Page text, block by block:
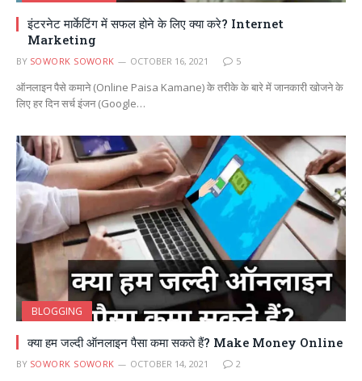
इंटरनेट मार्केटिंग में सफल होने के लिए क्या करे? Internet
Marketing
BY SOWORK SOWORK OCTOBER 16, 2021 5
ऑनलाइन पैसे कमाने (Online Paisa Kamane) के तरीके के बारे में जानकारी खोजने के
लिए हर दिन सर्च इंजन (Google…
BLOGGING
क्या हम जल्दी ऑनलाइन पैसा कमा सकते हैं? Make Money Online
BY SOWORK SOWORK OCTOBER 14, 2021 2